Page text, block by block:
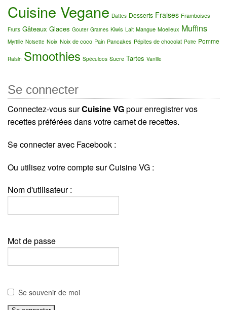
Cuisine Vegane Dattes Desserts Fraises Framboises
Fruits Gâteaux Glaces Gouter Graines Kiwis Lait Mangue Moelleux Muffins
Myrtille Noisette Noix Noix de coco Pain Pancakes Pépites de chocolat Poire Pomme
Raisin Smoothies Spéculoos Sucre Tartes Vanille
Se connecter
Connectez-vous surCuisine VGpour enregistrer vos
recettes préférées dans votre carnet de recettes.
Se connecter avec Facebook :
Ou utilisez votre compte sur Cuisine VG :
Nom d'utilisateur :
Mot de passe
Se souvenir de moi